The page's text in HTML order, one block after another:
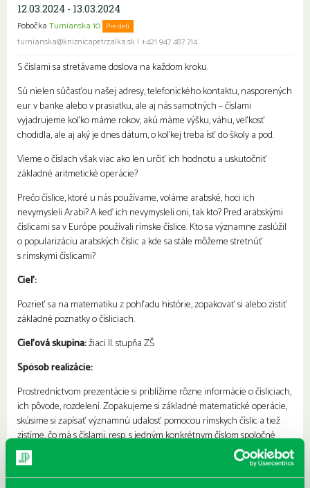
12.03.2024 - 13.03.2024
Pobočka Turnianska 10 Pre deti
turnianska@kniznicapetrzalka.sk | +421 947 487 714
S číslami sa stretávame doslova na každom kroku.
Sú nielen súčasťou našej adresy, telefonického kontaktu, nasporených
eur v banke alebo v prasiatku, ale aj nás samotných – číslami
vyjadrujeme koľko máme rokov, akú máme výšku, váhu, veľkosť
chodidla, ale aj aký je dnes dátum, o koľkej treba ísť do školy a pod.
Vieme o číslach však viac ako len určiť ich hodnotu a uskutočniť
základné aritmetické operácie?
Prečo číslice, ktoré u nás používame, voláme arabské, hoci ich
nevymysleli Arabi? A keď ich nevymysleli oni, tak kto? Pred arabskými
číslicami sa v Európe používali rímske číslice. Kto sa významne zaslúžil
o popularizáciu arabských číslic a kde sa stále môžeme stretnúť
s rímskymi číslicami?
Cieľ:
Pozrieť sa na matematiku z pohľadu histórie, zopakovať si alebo zistiť
základné poznatky o čísliciach.
Cieľová skupina:žiaci II. stupňa ZŠ
Spôsob realizácie:
Prostredníctvom prezentácie si priblížime rôzne informácie o čísliciach,
ich pôvode, rozdelení. Zopakujeme si základné matematické operácie,
skúsime si zapísať významnú udalosť pomocou rímskych číslic a tiež
zistíme, čo má s číslami, resp. s jedným konkrétnym číslom spoločné
dobre známy internetový vyhľadávač Google. Na záver pomocou
matematického kúzla žiakov presvedčíme, že matematika môže byť
naozaj magická a budú mať možnosť vyplniť sudoku, poskladať